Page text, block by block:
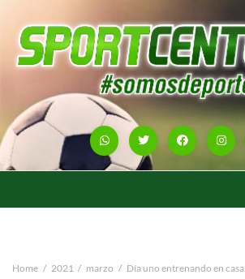
Home 2021 marzo Día uno entrenando en casa